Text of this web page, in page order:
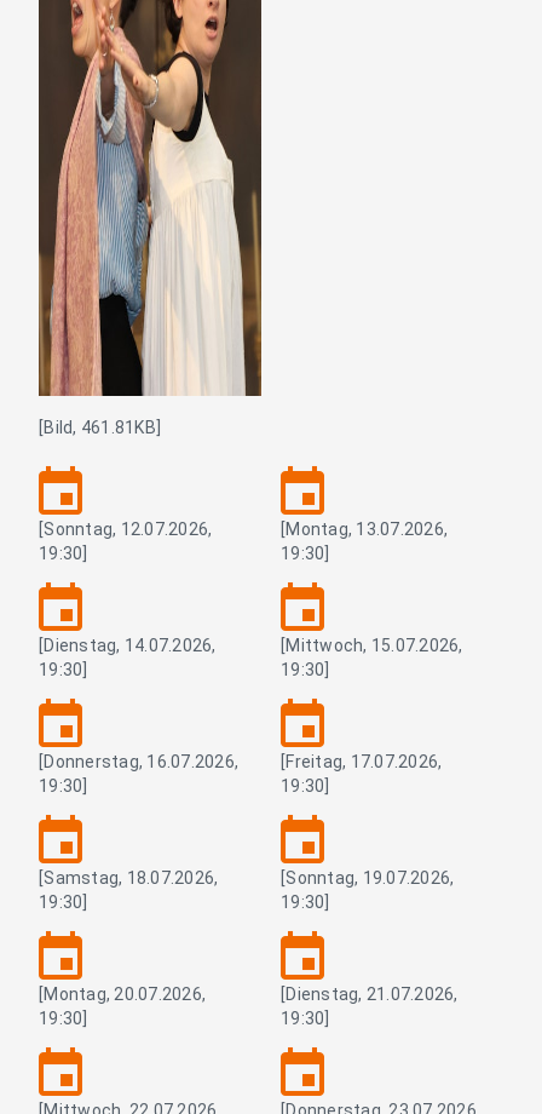
[Bild, 461.81KB]
event
[Sonntag, 12.07.2026,
19:30]
event
[Montag, 13.07.2026,
19:30]
event
[Dienstag, 14.07.2026,
19:30]
event
[Mittwoch, 15.07.2026,
19:30]
event
[Donnerstag, 16.07.2026,
19:30]
event
[Freitag, 17.07.2026,
19:30]
event
[Samstag, 18.07.2026,
19:30]
event
[Sonntag, 19.07.2026,
19:30]
event
[Montag, 20.07.2026,
19:30]
event
[Dienstag, 21.07.2026,
19:30]
event event